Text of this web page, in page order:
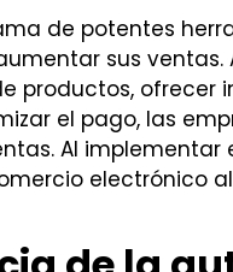
de potentes
sus ventas.
productos, ofrecer
el pago, las
Al implementar
electrónico